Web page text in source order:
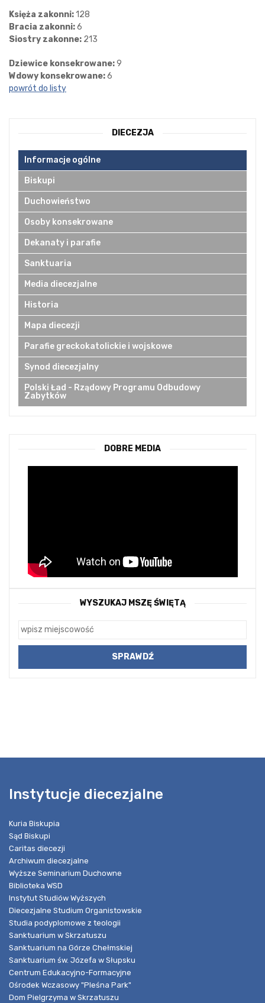
Księża zakonni:128
Bracia zakonni:6
Siostry zakonne: 213
Dziewice konsekrowane:9
Wdowy konsekrowane:6
powrót do listy
DIECEZJA
Informacje ogólne
Biskupi
Duchowieństwo
Osoby konsekrowane
Dekanaty i parafie
Sanktuaria
Media diecezjalne
Historia
Mapa diecezji
Parafie greckokatolickie i wojskowe
Synod diecezjalny
Polski Ład - Rządowy Programu Odbudowy
Zabytków
DOBRE MEDIA
WYSZUKAJ MSZĘ ŚWIĘTĄ
Instytucje diecezjalne
Kuria Biskupia
Sąd Biskupi
Caritas diecezji
Archiwum diecezjalne
Wyższe Seminarium Duchowne
Biblioteka WSD
Instytut Studiów Wyższych
Diecezjalne Studium Organistowskie
Studia podyplomowe z teologii
Sanktuarium w Skrzatuszu
Sanktuarium na Górze Chełmskiej
Sanktuarium św. Józefa w Słupsku
Centrum Edukacyjno-Formacyjne
Ośrodek Wczasowy "Pleśna Park"
Dom Pielgrzyma w Skrzatuszu